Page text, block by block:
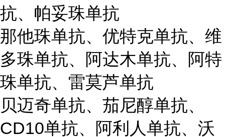
抗、帕妥珠单抗
那他珠单抗、优特克单抗、维
多珠单抗、阿达木单抗、阿特
珠单抗、雷莫芦单抗
贝迈奇单抗、茄尼醇单抗、
CD10单抗、阿利人单抗、沃